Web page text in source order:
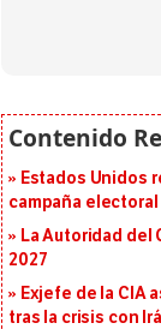
Estados Unidos
campaña electoral
La Autoridad del
2027
Exjefe de la CIA
tras la crisis con